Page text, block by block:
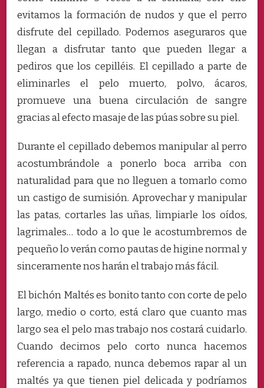
evitamos la formación de nudos y que el perro
disfrute del cepillado. Podemos aseguraros que
llegan a disfrutar tanto que pueden llegar a
pediros que los cepilléis. El cepillado a parte de
eliminarles el pelo muerto, polvo, ácaros,
promueve una buena circulación de sangre
gracias al efecto masaje de las púas sobre su piel.
Durante el cepillado debemos manipular al perro
acostumbrándole a ponerlo boca arriba con
naturalidad para que no lleguen a tomarlo como
un castigo de sumisión. Aprovechar y manipular
las patas, cortarles las uñas, limpiarle los oídos,
lagrimales… todo a lo que le acostumbremos de
pequeño lo verán como pautas de higine normal y
sinceramente nos harán el trabajo más fácil.
El bichón Maltés es bonito tanto con corte de pelo
largo, medio o corto, está claro que cuanto mas
largo sea el pelo mas trabajo nos costará cuidarlo.
Cuando decimos pelo corto nunca hacemos
referencia a rapado, nunca debemos rapar al un
maltés ya que tienen piel delicada y podríamos